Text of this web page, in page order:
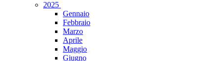
2025
Gennaio
Febbraio
Marzo
Aprile
Maggio
Giugno